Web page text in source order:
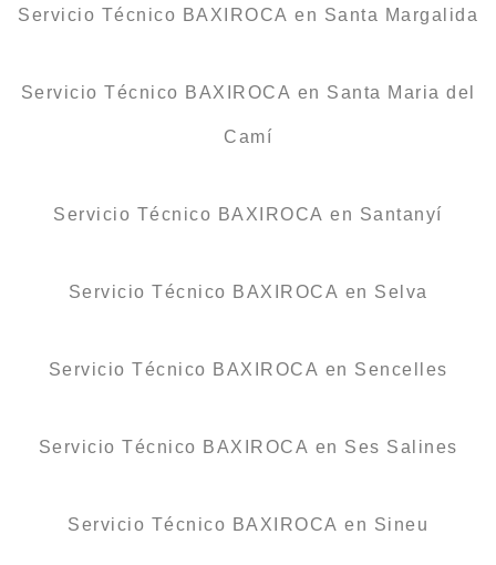
Servicio Técnico BAXIROCA en Santa Margalida
Servicio Técnico BAXIROCA en Santa Maria del
Camí
Servicio Técnico BAXIROCA en Santanyí
Servicio Técnico BAXIROCA en Selva
Servicio Técnico BAXIROCA en Sencelles
Servicio Técnico BAXIROCA en Ses Salines
Servicio Técnico BAXIROCA en Sineu